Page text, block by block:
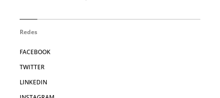
Redes
FACEBOOK
TWITTER
LINKEDIN